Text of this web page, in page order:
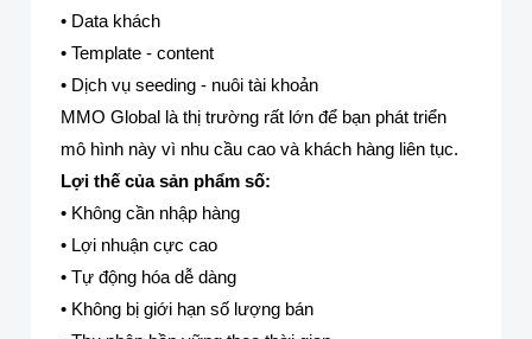
• Data khách
• Template - content
• Dịch vụ seeding - nuôi tài khoản
MMO Global là thị trường rất lớn để bạn phát triển
mô hình này vì nhu cầu cao và khách hàng liên tục.
Lợi thế của sản phẩm số:
• Không cần nhập hàng
• Lợi nhuận cực cao
• Tự động hóa dễ dàng
• Không bị giới hạn số lượng bán